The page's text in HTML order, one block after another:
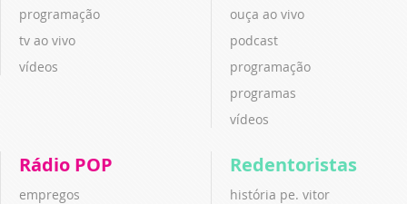
programação
tv ao vivo
vídeos
ouça ao vivo
podcast
programação
programas
vídeos
Rádio POP
empregos
Redentoristas
história pe. vitor